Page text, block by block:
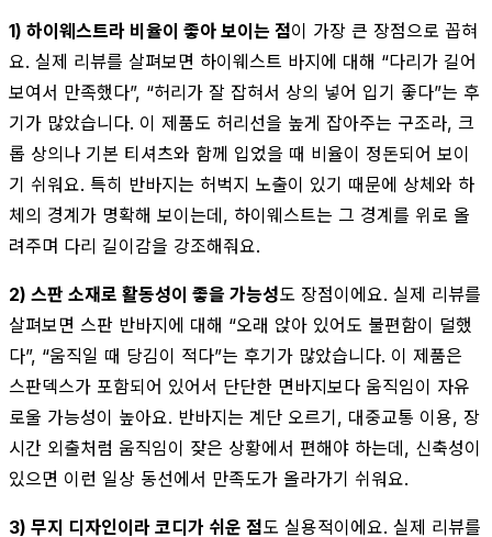
1) 하이웨스트라 비율이 좋아 보이는 점이 가장 큰 장점으로 꼽혀
요. 실제 리뷰를 살펴보면 하이웨스트 바지에 대해 “다리가 길어
보여서 만족했다”, “허리가 잘 잡혀서 상의 넣어 입기 좋다”는 후
기가 많았습니다. 이 제품도 허리선을 높게 잡아주는 구조라, 크
롭 상의나 기본 티셔츠와 함께 입었을 때 비율이 정돈되어 보이
기 쉬워요. 특히 반바지는 허벅지 노출이 있기 때문에 상체와 하
체의 경계가 명확해 보이는데, 하이웨스트는 그 경계를 위로 올
려주며 다리 길이감을 강조해줘요.
2) 스판 소재로 활동성이 좋을 가능성도 장점이에요. 실제 리뷰를
살펴보면 스판 반바지에 대해 “오래 앉아 있어도 불편함이 덜했
다”, “움직일 때 당김이 적다”는 후기가 많았습니다. 이 제품은
스판덱스가 포함되어 있어서 단단한 면바지보다 움직임이 자유
로울 가능성이 높아요. 반바지는 계단 오르기, 대중교통 이용, 장
시간 외출처럼 움직임이 잦은 상황에서 편해야 하는데, 신축성이
있으면 이런 일상 동선에서 만족도가 올라가기 쉬워요.
3) 무지 디자인이라 코디가 쉬운 점도 실용적이에요. 실제 리뷰를